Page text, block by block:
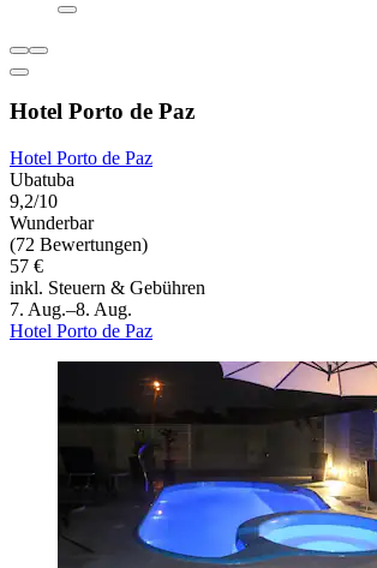
Hotel Porto de Paz
Hotel Porto de Paz
Ubatuba
9,2/10
Wunderbar
(72 Bewertungen)
57 €
inkl. Steuern & Gebühren
7. Aug.–8. Aug.
Hotel Porto de Paz